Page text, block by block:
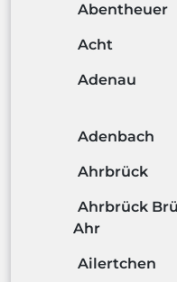
Abentheuer
Acht
Adenau
Adenbach
Ahrbrück
Ahrbrück
Ahr
Ailertchen